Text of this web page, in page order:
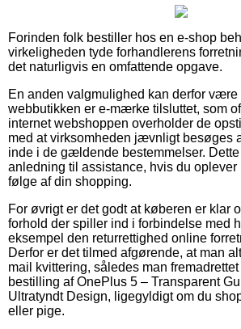
Forinden folk bestiller hos en e-shop
virkeligheden tyde forhandlerens
det naturligvis en omfattende opgave.
En anden valgmulighed kan derfor være
webbutikken er e-mærke tilsluttet, som
internet webshoppen overholder de
med at virksomheden jævnligt besøges
inde i de gældende bestemmelser.
anledning til assistance, hvis du oplever
følge af din shopping.
For øvrigt er det godt at køberen er klar
forhold der spiller ind i forbindelse med
eksempel den returrettighed online
Derfor er det tilmed afgørende, at man
mail kvittering, således man
bestilling af OnePlus 5 – Transparent
Ultratyndt Design, ligegyldigt om du
eller pige.